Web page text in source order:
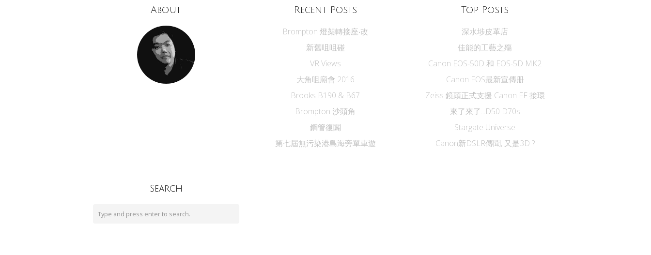
About Recent Posts
Brompton 燈架轉接座‧改
新舊咀咀碰
VR Views
大角咀廟會 2016
Brooks B190 & B67
Brompton 沙頭角
鋼管復闢
第七屆無污染港島海旁單車遊
Top Posts
深水埗皮革店
佳能的工藝之殤
Canon EOS-50D 和 EOS-5D MK2
Canon EOS最新宣傳册
Zeiss 鏡頭正式支援 Canon EF 接環
來了來了...D50 D70s
Stargate Universe
Canon新DSLR傳聞, 又是3D ?
Search